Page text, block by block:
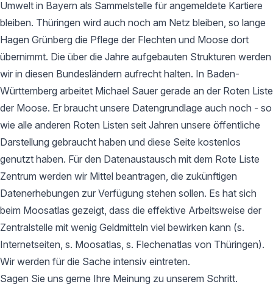
Umwelt in Bayern als Sammelstelle für angemeldete Kartiere
bleiben. Thüringen wird auch noch am Netz bleiben, so lange
Hagen Grünberg die Pflege der Flechten und Moose dort
übernimmt. Die über die Jahre aufgebauten Strukturen werden
wir in diesen Bundesländern aufrecht halten. In Baden-
Württemberg arbeitet Michael Sauer gerade an der Roten Liste
der Moose. Er braucht unsere Datengrundlage auch noch - so
wie alle anderen Roten Listen seit Jahren unsere öffentliche
Darstellung gebraucht haben und diese Seite kostenlos
genutzt haben. Für den Datenaustausch mit dem Rote Liste
Zentrum werden wir Mittel beantragen, die zukünftigen
Datenerhebungen zur Verfügung stehen sollen. Es hat sich
beim Moosatlas gezeigt, dass die effektive Arbeitsweise der
Zentralstelle mit wenig Geldmitteln viel bewirken kann (s.
Internetseiten, s. Moosatlas, s. Flechenatlas von Thüringen).
Wir werden für die Sache intensiv eintreten.
Sagen Sie uns gerne Ihre Meinung zu unserem Schritt.